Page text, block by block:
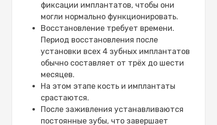
фиксации имплантатов, чтобы они
могли нормально функционировать.
Восстановление требует времени.
Период восстановления после
установки всех 4 зубных имплантатов
обычно составляет от трёх до шести
месяцев.
На этом этапе кость и имплантаты
срастаются.
После заживления устанавливаются
постоянные зубы, что завершает